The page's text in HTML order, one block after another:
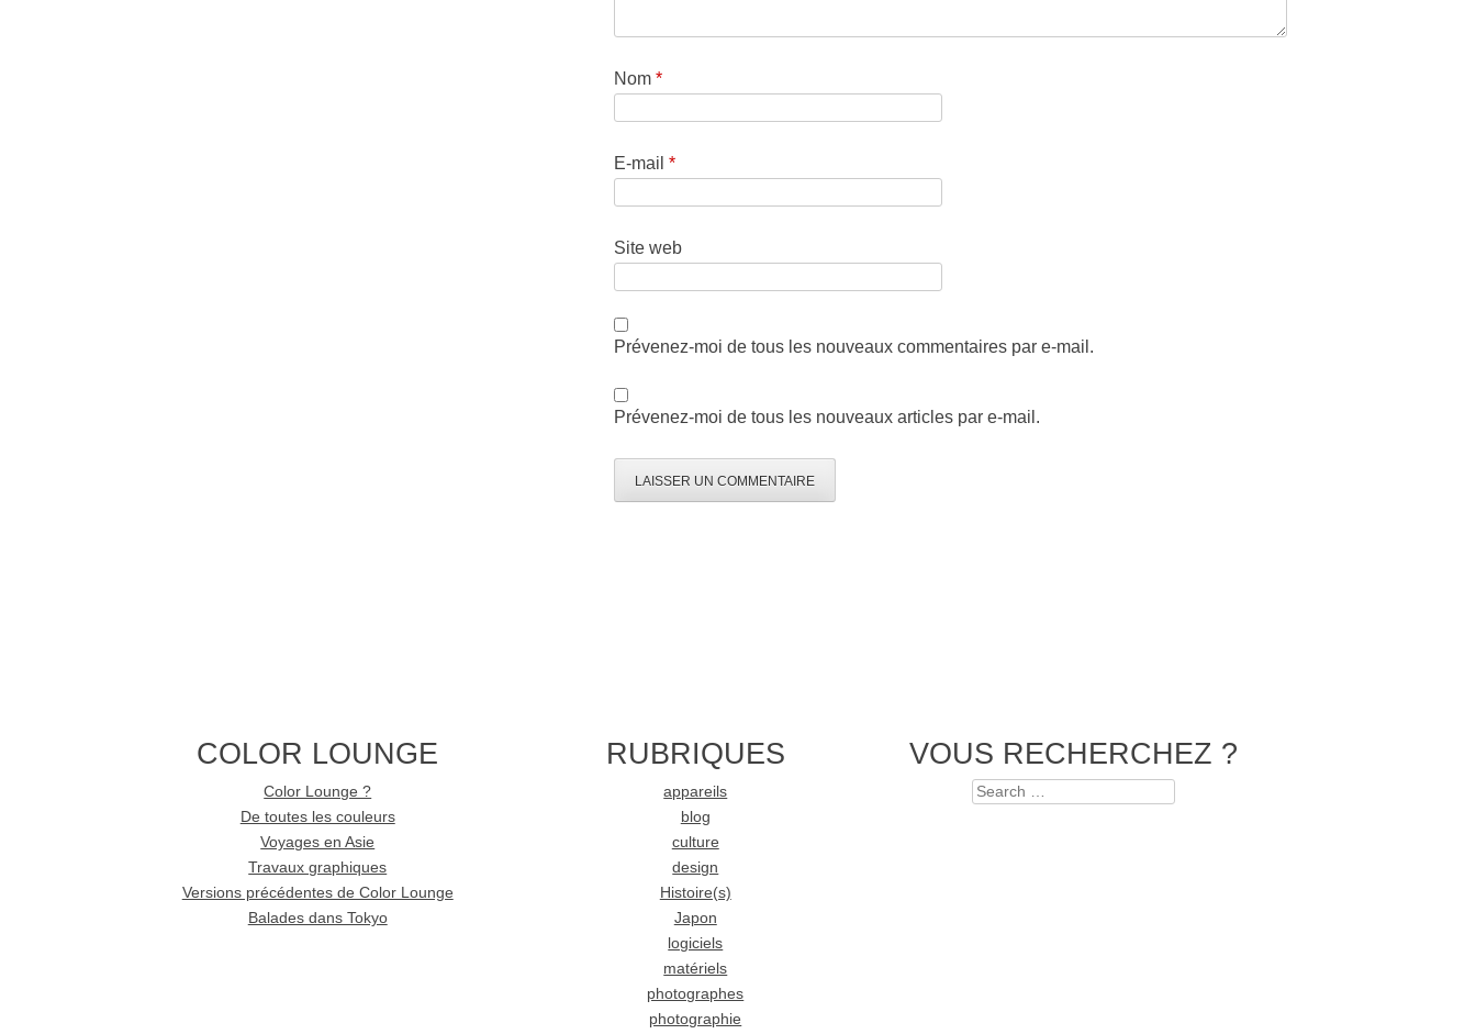
Nom*
E-mail*
Site web
Prévenez-moi de tous les nouveaux commentaires par e-mail.
Prévenez-moi de tous les nouveaux articles par e-mail.
COLOR LOUNGE
Color Lounge ?
De toutes les couleurs
Voyages en Asie
Travaux graphiques
Versions précédentes de Color Lounge
Balades dans Tokyo
RUBRIQUES
appareils
blog
culture
design
Histoire(s)
Japon
logiciels
matériels
photographes
photographie
VOUS RECHERCHEZ ?
Search